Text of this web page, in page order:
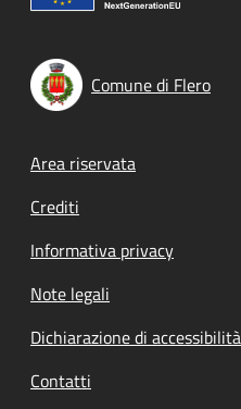
Comune di Flero
Footer menu
Area riservata
Crediti
Informativa privacy
Note legali
Dichiarazione di accessibilità
Contatti